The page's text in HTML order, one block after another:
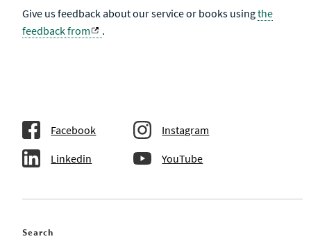
Give us feedback about our service or books usingthe
feedback from
.
Facebook Instagram
Linkedin YouTube
Search